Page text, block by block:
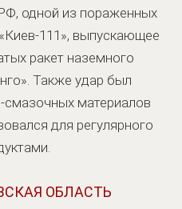
одной из пораженных
111», выпускающее
ракет наземного
Также удар был
смазочных материалов
для регулярного
ОБЛАСТЬ